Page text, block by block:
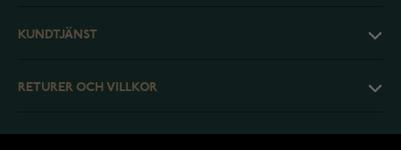
KUNDTJÄNST
RETURER OCH VILLKOR